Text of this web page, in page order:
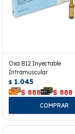
Oxa B12 Inyectable
Intramuscular
$ 1.045
$ 888 $ 888